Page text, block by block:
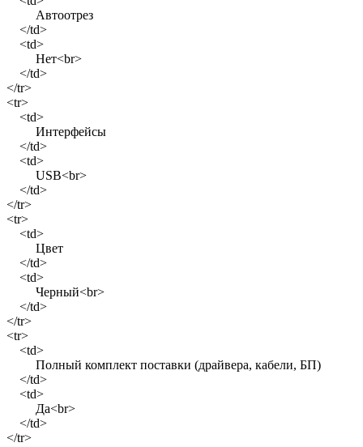
Автоотрез
</td>
<td>
Нет<br>
</td>
</tr>
<tr>
<td>
Интерфейсы
</td>
<td>
USB<br>
</td>
</tr>
<tr>
<td>
Цвет
</td>
<td>
Черный<br>
</td>
</tr>
<tr>
<td>
Полный комплект поставки (драйвера, кабели, БП)
</td>
<td>
Да<br>
</td>
</tr>